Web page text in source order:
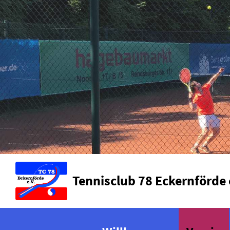
Tennisclub 78 Eckernförde